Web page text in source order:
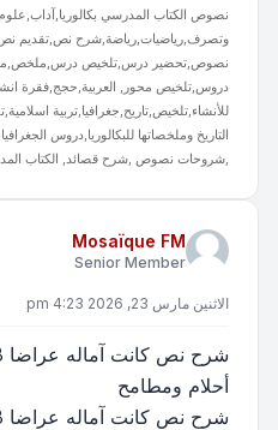
نصوص الكتاب المدرسي
وتصرف,رياضيات,رياضة,شرح نص,تقديم
نصوص,تحضير درس,تلخيص
دروس,تلخيص محور, العربية,حجج,فقرة
للأنشاء,تلخيص,تاريح,جغرافيا,تربية
التاريخ وملخصاتها للبكالوريا,دروس
,شروحات نصوص ,شرح قصائد, الكتاب
Mosaïque FM
Senior Member
الاثنين مارس 23, 2026 4:23 pm
أحلام ومطامح